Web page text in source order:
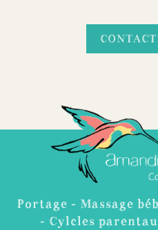
Portage - Massage
- Cylcles